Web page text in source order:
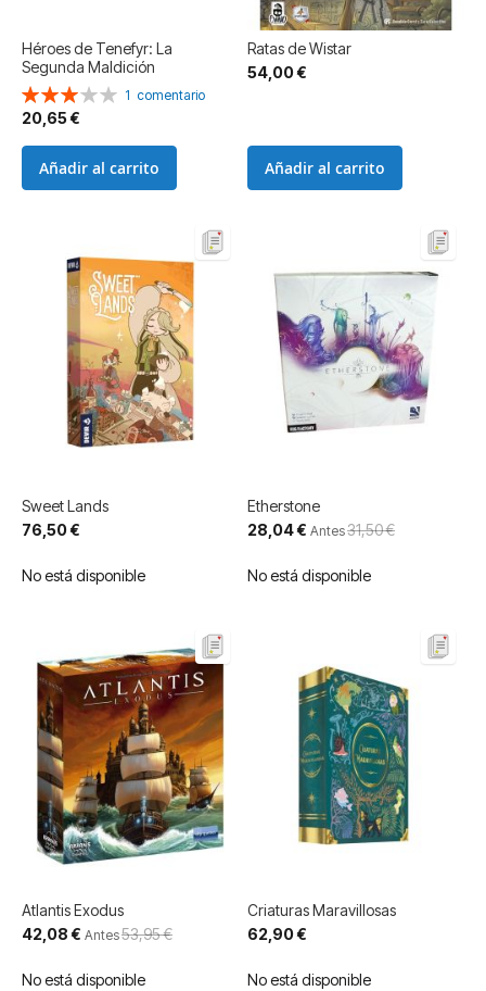
Héroes de Tenefyr: La
Segunda Maldición
Valoración:
60%
1 comentario
20,65 €
Añadir al carrito
Ratas de Wistar
54,00 €
Añadir al carrito
Sweet Lands
76,50 €
No está disponible
Etherstone
Precio
especial
28,04 € Antes31,50 €
No está disponible
Atlantis Exodus
Precio
especial
42,08 € Antes53,95 €
No está disponible
Criaturas Maravillosas
62,90 €
No está disponible